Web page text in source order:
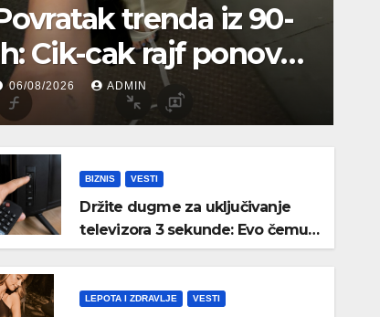
trenda iz 90-
Cik-cak rajf ponovo
must-have aksesoar
kosu
06/08/2026 ADMIN
BIZNIS VESTI
Držite dugme za uključivanje
televizora 3 sekunde: Evo čemu
služi i kada bi trebalo da ga
LEPOTA I ZDRAVLJE VESTI